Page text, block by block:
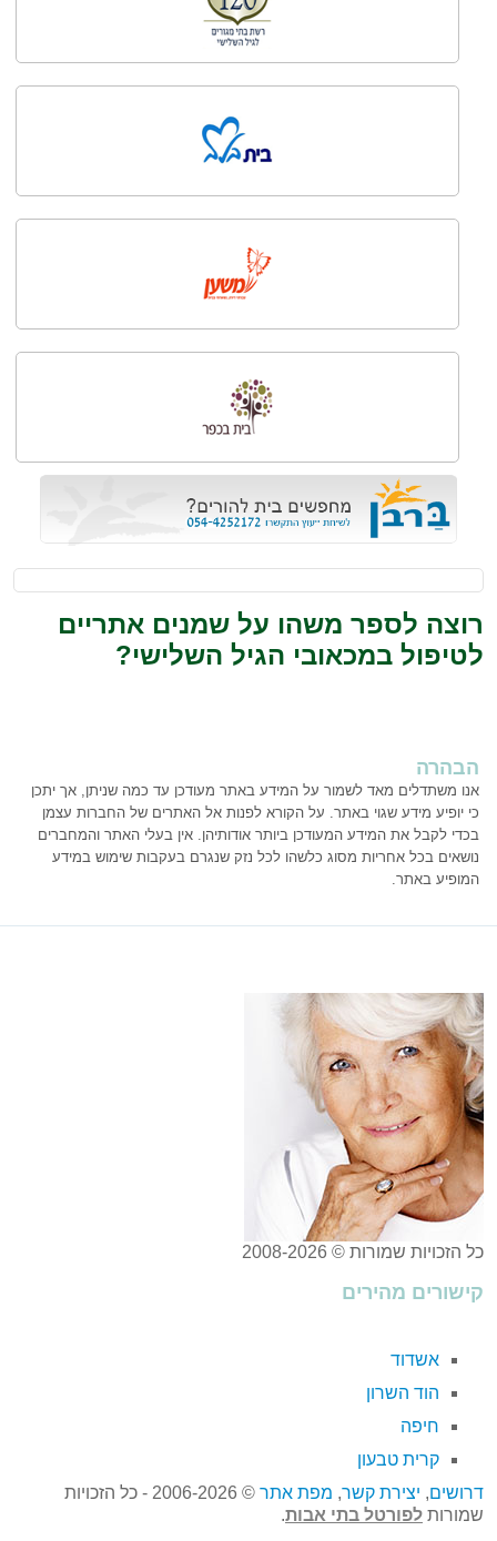
רוצה לספר משהו על שמנים אתריים
לטיפול במכאובי הגיל השלישי?
הבהרה
אנו משתדלים מאד לשמור על המידע באתר מעודכן עד כמה שניתן, אך יתכן
כי יופיע מידע שגוי באתר. על הקורא לפנות אל האתרים של החברות עצמן
בכדי לקבל את המידע המעודכן ביותר אודותיהן. אין בעלי האתר והמחברים
נושאים בכל אחריות מסוג כלשהו לכל נזק שנגרם בעקבות שימוש במידע
המופיע באתר.
כל הזכויות שמורות © 2008-2026
קישורים מהירים
אשדוד
הוד השרון
חיפה
קרית טבעון
דרושים, יצירת קשר, מפת אתר
© 2006-2026 - כל הזכויות
שמורות לפורטל בתי אבות.